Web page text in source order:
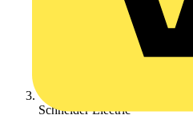
Schneider Electric